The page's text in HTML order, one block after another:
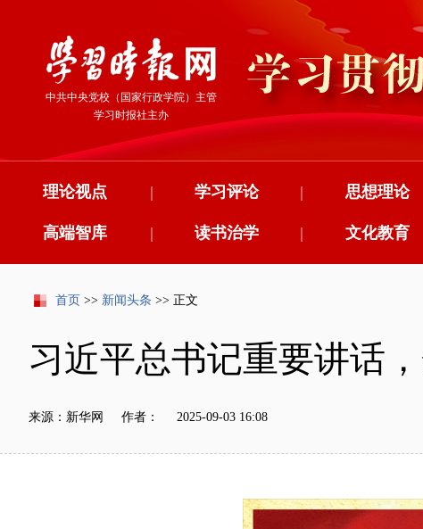
中共中央党校（国家行政学院）主管
学习时报社主办
理论视点 学习评论
| 思想理论
|
高端智库 读书治学
| 文化教育
|
首页 >> 新闻头条 >> 正文
习近平总书记重要讲话，
来源：新华网 作者： 2025-09-03 16:08